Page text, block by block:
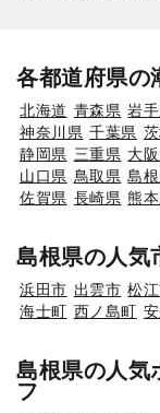
各都道府県の
北海道 青森県 岩
神奈川県 千葉県
静岡県 三重県 大
山口県 鳥取県 島
佐賀県 長崎県 熊
島根県の人気
浜田市 出雲市 松
海士町 西ノ島町
島根県の人気
フ